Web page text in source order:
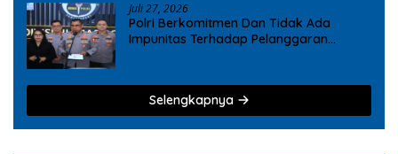
Juli 27, 2026
Polri Berkomitmen Dan Tidak Ada
Impunitas Terhadap Pelanggaran
Selengkapnya